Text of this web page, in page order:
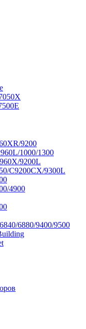
9200
1000/1300
9200L
C9200CX/9300L
4900
6880/9400/9500